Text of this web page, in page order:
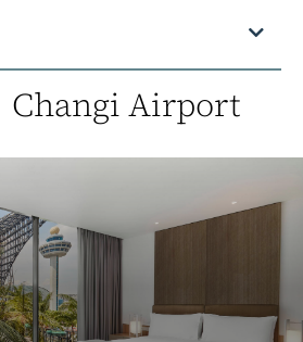
Changi Airport